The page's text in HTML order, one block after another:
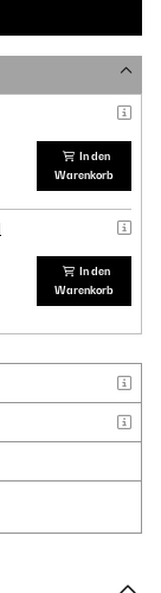
In den
Warenkorb
In den
Warenkorb